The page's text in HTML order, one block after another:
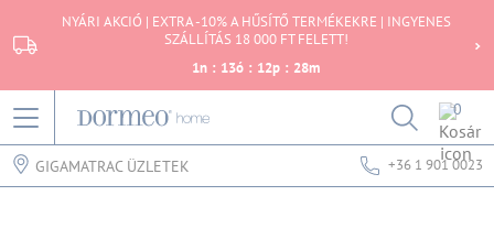
NYÁRI AKCIÓ | EXTRA -10% A HŰSÍTŐ TERMÉKEKRE | INGYENES
SZÁLLÍTÁS 18 000 FT FELETT!
1n : 13ó : 12p : 28m
0
GIGAMATRAC ÜZLETEK +36 1 901 0023